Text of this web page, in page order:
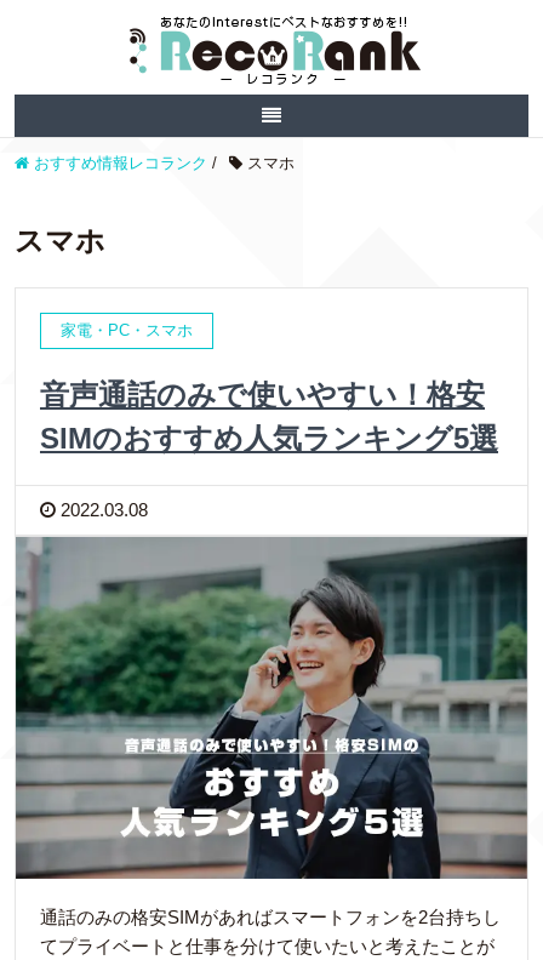
おすすめ情報レコランク / スマホ
スマホ
家電・PC・スマホ
音声通話のみで使いやすい！格安
SIMのおすすめ人気ランキング5選
2022.03.08
通話のみの格安SIMがあればスマートフォンを2台持ちし
てプライベートと仕事を分けて使いたいと考えたことが